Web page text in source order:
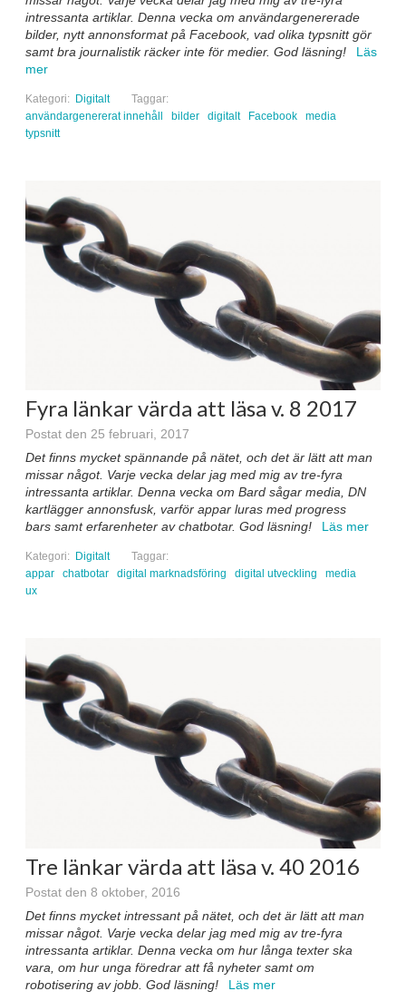
intressanta artiklar. Denna vecka om användargenererade
bilder, nytt annonsformat på Facebook, vad olika typsnitt gör
samt bra journalistik räcker inte för medier. God läsning!
Läs
mer
Kategori: Digitalt
Taggar:
användargenererat innehåll
bilder digitalt Facebook
media
typsnitt
Fyra länkar värda att läsa v. 8 2017
Postat den 25 februari, 2017
Det finns mycket spännande på nätet, och det är lätt att man
missar något. Varje vecka delar jag med mig av tre-fyra
intressanta artiklar. Denna vecka om Bard sågar media, DN
kartlägger annonsfusk, varför appar luras med progress
bars samt erfarenheter av chatbotar. God läsning!
Läs mer
Kategori: Digitalt
Taggar:
appar
chatbotar digital marknadsföring digital utveckling
media
ux
Tre länkar värda att läsa v. 40 2016
Postat den 8 oktober, 2016
Det finns mycket intressant på nätet, och det är lätt att man
missar något. Varje vecka delar jag med mig av tre-fyra
intressanta artiklar. Denna vecka om hur långa texter ska
vara, om hur unga föredrar att få nyheter samt om
robotisering av jobb. God läsning!
Läs mer